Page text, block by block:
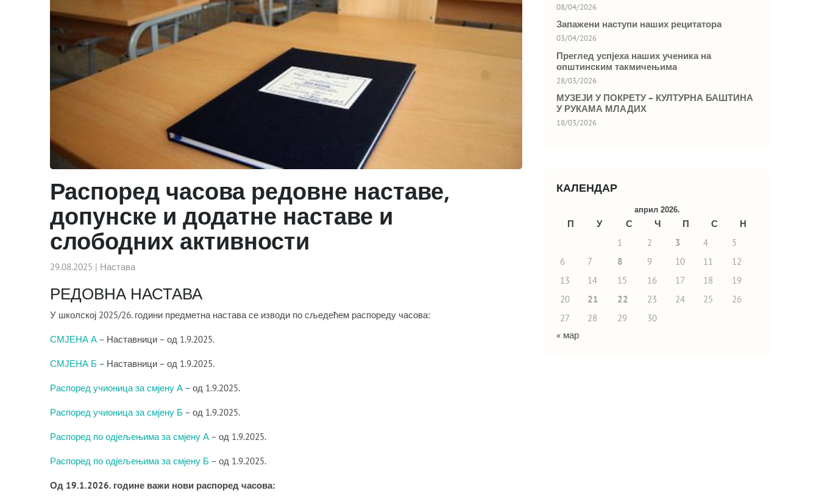
Распоред часова редовне наставе,
допунске и додатне наставе и
слободних активности
29.08.2025 | Настава
РЕДОВНА НАСТАВА
У школској 2025/26. години предметна настава се изводи по сљедећем распореду часова:
СМЈЕНА А – Наставници – од 1.9.2025.
СМЈЕНА Б – Наставници – од 1.9.2025.
Распоред учионица за смјену А – од 1.9.2025.
Распоред учионица за смјену Б – од 1.9.2025.
Распоред по одјељењима за смјену А – од 1.9.2025.
Распоред по одјељењима за смјену Б – од 1.9.2025.
Од 19.1.2026. године важи нови распоред часова:
08/04/2026
Запажени наступи наших рецитатора
03/04/2026
Преглед успјеха наших ученика на
општинским такмичењима
28/03/2026
МУЗЕЈИ У ПОКРЕТУ – КУЛТУРНА БАШТИНА
У РУКАМА МЛАДИХ
18/03/2026
КАЛЕНДАР
април 2026.
П У С Ч П С
Н
1
2 3 4
5
6
7 8 9 10 11
12
13
14 15 16 17 18
19
20
21 22 23 24 25
26
27
28 29
30
« мар